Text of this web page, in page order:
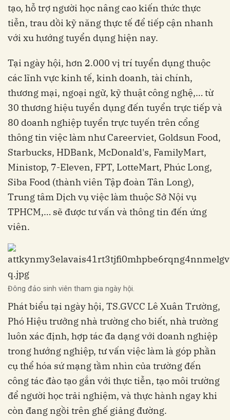
tạo, hỗ trợ người học nâng cao kiến thức thực
tiễn, trau dồi kỹ năng thực tế để tiếp cận nhanh
với xu hướng tuyển dụng hiện nay.
Tại ngày hội, hơn 2.000 vị trí tuyển dụng thuộc
các lĩnh vực kinh tế, kinh doanh, tài chính,
thương mại, ngoại ngữ, kỹ thuật công nghệ,… từ
30 thương hiệu tuyển dụng đến tuyển trực tiếp và
80 doanh nghiệp tuyển trực tuyến trên cổng
thông tin việc làm như Careerviet, Goldsun Food,
Starbucks, HDBank, McDonald's, FamilyMart,
Ministop, 7-Eleven, FPT, LotteMart, Phúc Long,
Siba Food (thành viên Tập đoàn Tân Long),
Trung tâm Dịch vụ việc làm thuộc Sở Nội vụ
TPHCM,… sẽ được tư vấn và thông tin đến ứng
viên.
Đông đảo sinh viên tham gia ngày hội.
Phát biểu tại ngày hội, TS.GVCC Lê Xuân Trường,
Phó Hiệu trưởng nhà trường cho biết, nhà trường
luôn xác định, hợp tác đa dạng với doanh nghiệp
trong hướng nghiệp, tư vấn việc làm là góp phần
cụ thể hóa sứ mạng tầm nhìn của trường đến
công tác đào tạo gắn với thực tiễn, tạo môi trường
để người học trải nghiệm, và thực hành ngay khi
còn đang ngồi trên ghế giảng đường.